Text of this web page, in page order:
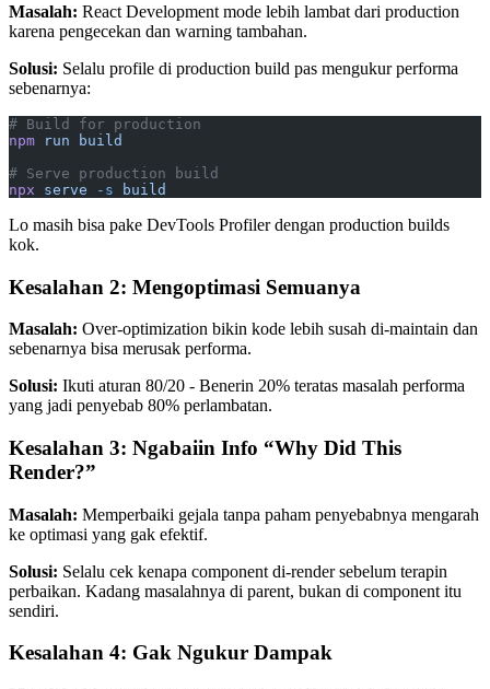
Masalah: React Development mode lebih lambat dari production
karena pengecekan dan warning tambahan.
Solusi: Selalu profile di production build pas mengukur performa
sebenarnya:
# Build for production
npm run build
# Serve production build
npx serve -s build
Lo masih bisa pake DevTools Profiler dengan production builds
kok.
Kesalahan 2: Mengoptimasi Semuanya
Masalah: Over-optimization bikin kode lebih susah di-maintain dan
sebenarnya bisa merusak performa.
Solusi: Ikuti aturan 80/20 - Benerin 20% teratas masalah performa
yang jadi penyebab 80% perlambatan.
Kesalahan 3: Ngabaiin Info “Why Did This
Render?”
Masalah: Memperbaiki gejala tanpa paham penyebabnya mengarah
ke optimasi yang gak efektif.
Solusi: Selalu cek kenapa component di-render sebelum terapin
perbaikan. Kadang masalahnya di parent, bukan di component itu
sendiri.
Kesalahan 4: Gak Ngukur Dampak